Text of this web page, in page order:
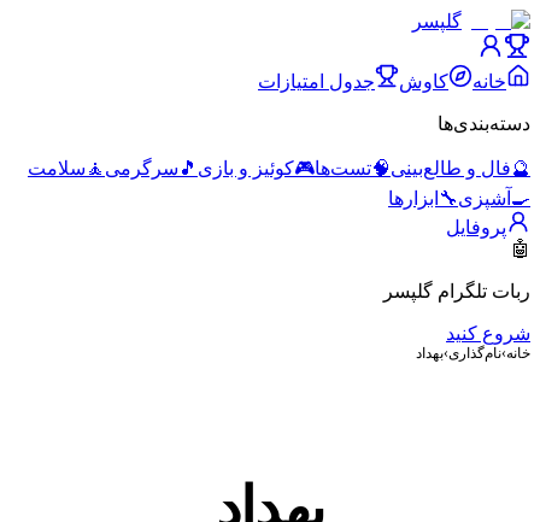
گلپسر
خانه کاوش جدول امتیازات
دسته‌بندی‌ها
🔮فال و طالع‌بینی🧠تست‌ها🎮کوئیز و بازی 🎵 سرگرمی 🧘 سلامت
🍳 آشپزی🔧 ابزارها
پروفایل
🤖
ربات تلگرام گلپسر
شروع کنید
خانه›نام‌گذاری›بهداد
بهداد